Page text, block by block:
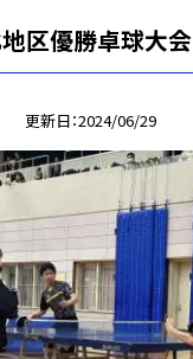
区優勝卓球大会
更新日 2024/06/29